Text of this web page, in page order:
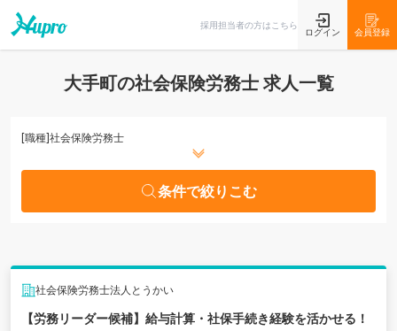
採用担当者の方はこちら
ログイン 会員登録
大手町の社会保険労務士 求人一覧
[職種]社会保険労務士
条件で絞りこむ
社会保険労務士法人とうかい
【労務リーダー候補】給与計算・社保手続き経験を活かせる！